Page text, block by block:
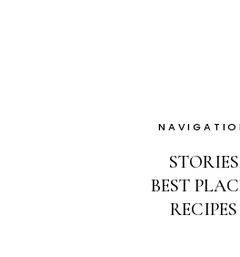
STORIES
BEST
RECIPES